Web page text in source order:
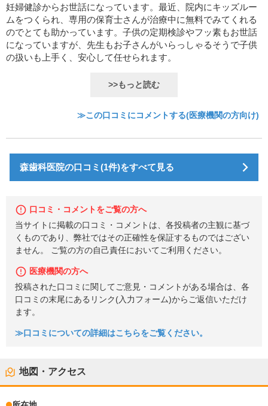
妊婦健診からお世話になっています。最近、院内にキッズルー
ムをつくられ、専用の保育士さんが治療中に無料でみてくれる
のでとても助かっています。子供の定期検診やフッ素もお世話
になっていますが、先生もお子さんがいらっしゃるそうで子供
の扱いも上手く、安心して任せられます。
>>もっと読む
≫この口コミにコメントする(医療機関の方向け)
森歯科医院の口コミ(1件)をすべて見る
口コミ・コメントをご覧の方へ
当サイトに掲載の口コミ・コメントは、各投稿者の主観に基づ
くものであり、弊社ではその正確性を保証するものではござい
ません。 ご覧の方の自己責任においてご利用ください。
医療機関の方へ
投稿された口コミに関してご意見・コメントがある場合は、各
口コミの末尾にあるリンク(入力フォーム)からご返信いただけ
ます。
≫口コミについての詳細はこちらをご覧ください。
地図・アクセス